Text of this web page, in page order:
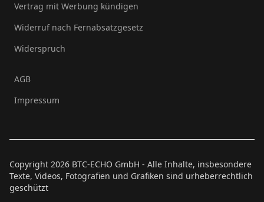
Vertrag mit Werbung kündigen
Widerruf nach Fernabsatzgesetz
Widerspruch
AGB
Impressum
Copyright 2026 BTC-ECHO GmbH - Alle Inhalte, insbesondere
Texte, Videos, Fotografien und Grafiken sind urheberrechtlich
geschützt